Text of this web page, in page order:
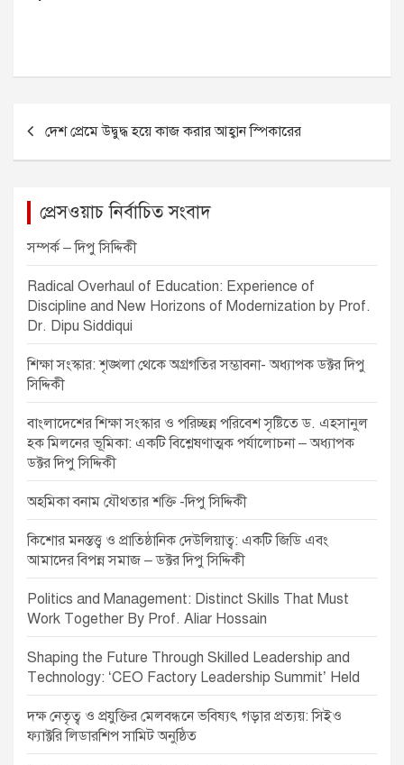
দেশ প্রেমে উদ্বুদ্ধ হয়ে কাজ করার আহ্বান স্পিকারের
প্রেসওয়াচ নির্বাচিত সংবাদ
সম্পর্ক – দিপু সিদ্দিকী
Radical Overhaul of Education: Experience of
Discipline and New Horizons of Modernization by Prof.
Dr. Dipu Siddiqui
শিক্ষা সংস্কার: শৃঙ্খলা থেকে অগ্রগতির সম্ভাবনা- অধ্যাপক ডক্টর দিপু
সিদ্দিকী
বাংলাদেশের শিক্ষা সংস্কার ও পরিচ্ছন্ন পরিবেশ সৃষ্টিতে ড. এহসানুল
হক মিলনের ভূমিকা: একটি বিশ্লেষণাত্মক পর্যালোচনা – অধ্যাপক
ডক্টর দিপু সিদ্দিকী
অহমিকা বনাম যৌথতার শক্তি -দিপু সিদ্দিকী
কিশোর মনস্তত্ত্ব ও প্রাতিষ্ঠানিক দেউলিয়াত্ব: একটি জিডি এবং
আমাদের বিপন্ন সমাজ – ডক্টর দিপু সিদ্দিকী
Politics and Management: Distinct Skills That Must
Work Together By Prof. Aliar Hossain
Shaping the Future Through Skilled Leadership and
Technology: ‘CEO Factory Leadership Summit’ Held
দক্ষ নেতৃত্ব ও প্রযুক্তির মেলবন্ধনে ভবিষ্যৎ গড়ার প্রত্যয়: সিইও
ফ্যাক্টরি লিডারশিপ সামিট অনুষ্ঠিত